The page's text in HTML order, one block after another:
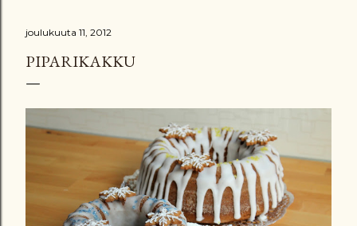
joulukuuta 11, 2012
PIPARIKAKKU